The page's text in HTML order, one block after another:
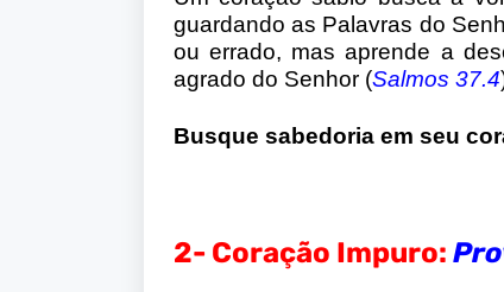
guardando as Palavras do
ou errado, mas aprende a
agrado do Senhor (Salmos 37.4
Busque sabedoria em seu
2- Coração Impuro: